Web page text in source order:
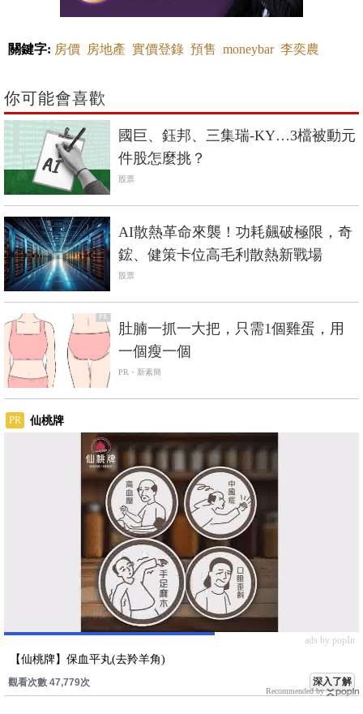
關鍵字: 房價 房地產 實價登錄 預售 moneybar 李奕農
你可能會喜歡
國巨、鈺邦、三集瑞-KY…3檔被動元
件股怎麼挑？
股票
AI散熱革命來襲！功耗飆破極限，奇
鋐、健策卡位高毛利散熱新戰場
股票
PR
肚腩一抓一大把，只需1個雞蛋，用
一個瘦一個
PR・新素簡
PR 仙桃牌
ads by popIn
【仙桃牌】保血平丸(去羚羊角)
觀看次數 47,779次 深入了解
Recommended by